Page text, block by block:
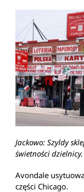
Jackowo: Szyldy
świetności dzielnicy.
Avondale
części Chicago.